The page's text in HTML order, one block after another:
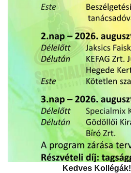
Kedves Kollégák!